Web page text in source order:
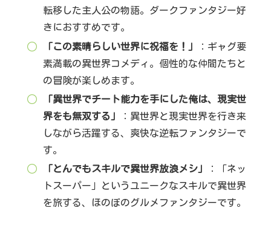
転移した主人公の物語。ダークファンタジー好
きにおすすめです。
「この素晴らしい世界に祝福を！」
：ギャグ要
素満載の異世界コメディ。個性的な仲間たちと
の冒険が楽しめます。
「異世界でチート能力を手にした俺は、現実世
界をも無双する」
：異世界と現実世界を行き来
しながら活躍する、爽快な逆転ファンタジーで
す。
「とんでもスキルで異世界放浪メシ」
：「ネッ
トスーパー」というユニークなスキルで異世界
を旅する、ほのぼのグルメファンタジーです。